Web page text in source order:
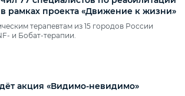
в рамках проекта «Движение к жизни»
терапевтам из 15 городов России
и Бобат‑терапии.
акция «Видимо‑невидимо»